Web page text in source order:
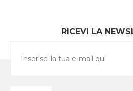
RICEVI LA